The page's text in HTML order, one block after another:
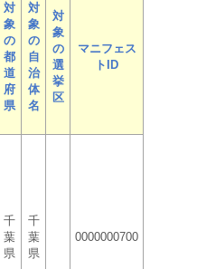
対
象
の
都
道
府
県
対
象
の
自
治
体
名
対
象
の
選
挙
区
マニフェス
トID
千
葉
県
千
葉
県
0000000700